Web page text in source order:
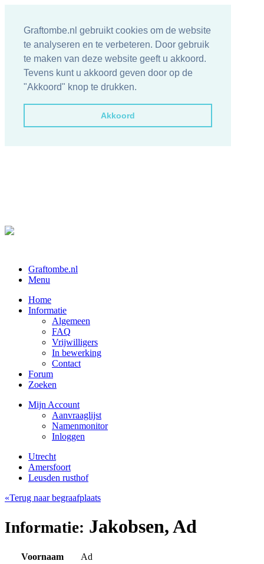
Graftombe.nl gebruikt cookies om de website
te analyseren en te verbeteren. Door gebruik
te maken van deze website geeft u akkoord.
Tevens kunt u akkoord geven door op de
"Akkoord" knop te drukken.
Akkoord
Graftombe.nl
Menu
Home
Informatie
Algemeen
FAQ
Vrijwilligers
In bewerking
Contact
Forum
Zoeken
Mijn Account
Aanvraaglijst
Namenmonitor
Inloggen
Utrecht
Amersfoort
Leusden rusthof
«Terug naar begraafplaats
Informatie: Jakobsen, Ad
Voornaam
Ad